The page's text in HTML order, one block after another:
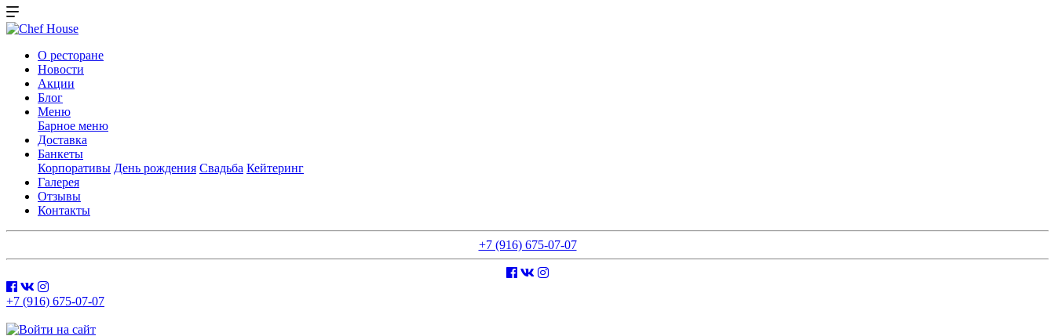
О ресторане
Новости
Акции
Блог
Меню
Барное меню
Доставка
Банкеты
Корпоративы День рождения Свадьба Кейтеринг
Галерея
Отзывы
Контакты
+7 (916) 675-07-07
+7 (916) 675-07-07